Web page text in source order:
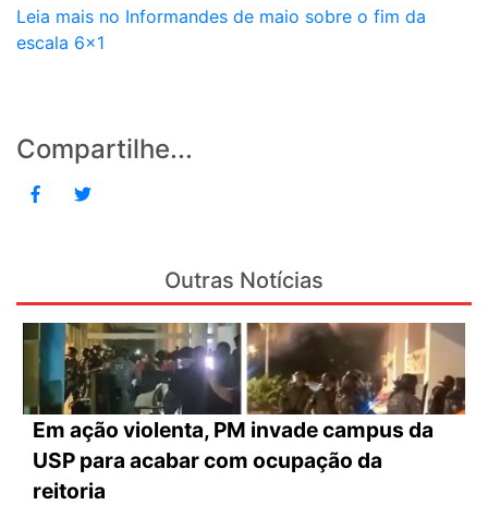
Leia mais no Informandes de maio sobre o fim da
escala 6x1
Compartilhe...
Outras Notícias
Em ação violenta, PM invade campus da
USP para acabar com ocupação da
reitoria